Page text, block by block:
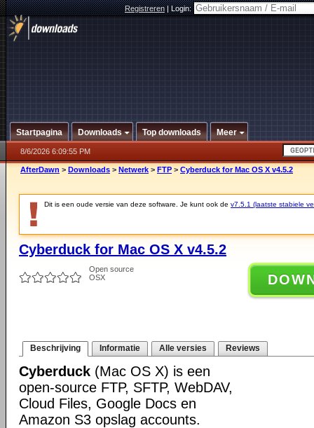
Registreren|Login:
Startpagina Downloads Top downloads Meer
8/6/2026 6:09:55 PM
AfterDawn > Downloads > Netwerk > FTP > Cyberduck for Mac OS X v4.5.2
Dit is een oude versie van deze software. Je kunt ook de v7.5.1 (laatste stabiele
Cyberduck for Mac OS X v4.5.2
Open source
OSX
Beschrijving Informatie Alle versies Reviews
Cyberduck (Mac OS X) is een
open-source FTP, SFTP, WebDAV,
Cloud Files, Google Docs en
Amazon S3 opslag accounts.